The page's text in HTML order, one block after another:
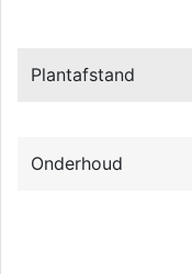
Plantafstand
Onderhoud